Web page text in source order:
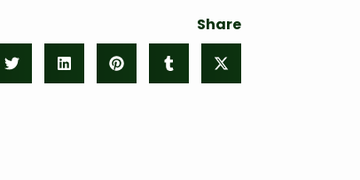
Share